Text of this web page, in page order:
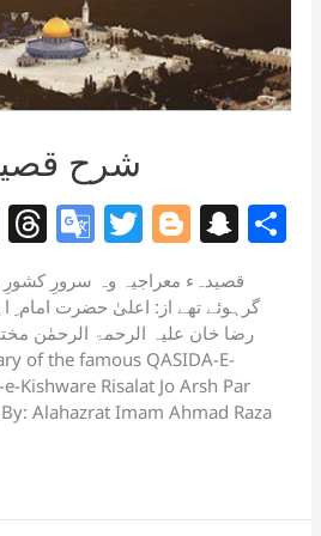
شرح
C
p
y
Li
n
T
re
a
d
s
G
o
gl
e
Tr
T
w
itt
er
Bl
g
g
er
S
a
p
c
h
قصیدہء معراجیہ وہ سرورِ
گرہوئے تھے از: اعلیٰ حضرت امام
رضا خان علیہ الرحمۃ الرحمٰن
Kishware Risalat Jo Arsh Par
Alahazrat Imam Ahmad Raza